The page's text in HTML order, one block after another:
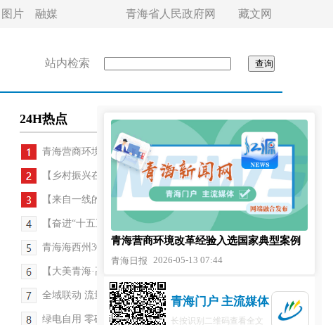
图片 融媒 青海省人民政府网 藏文网
站内检索
24H热点
青海营商环境改革经验入选国家典型案例
【乡村振兴在青海】高原羊毛“变身记”
【来自一线的经济观察】借助下南关街辐射发展 拓展...
【奋进“十五五”·真抓实干谱新篇】雪峰上的“指路...
青海海西州30家企业组团参加2026世界品牌莫干山大...
【大美青海·高原足球】绿茵场外烟火浓 六业相融满...
全域联动 流量共享 青超联赛带火城西区消费
绿电自用 零碳运营——青海首个绿电零碳服务区掠影
青海营商环境改革经验入选国家典型案例
青海日报 2026-05-13 07:44
青海门户 主流媒体
长按识别二维码查看全文